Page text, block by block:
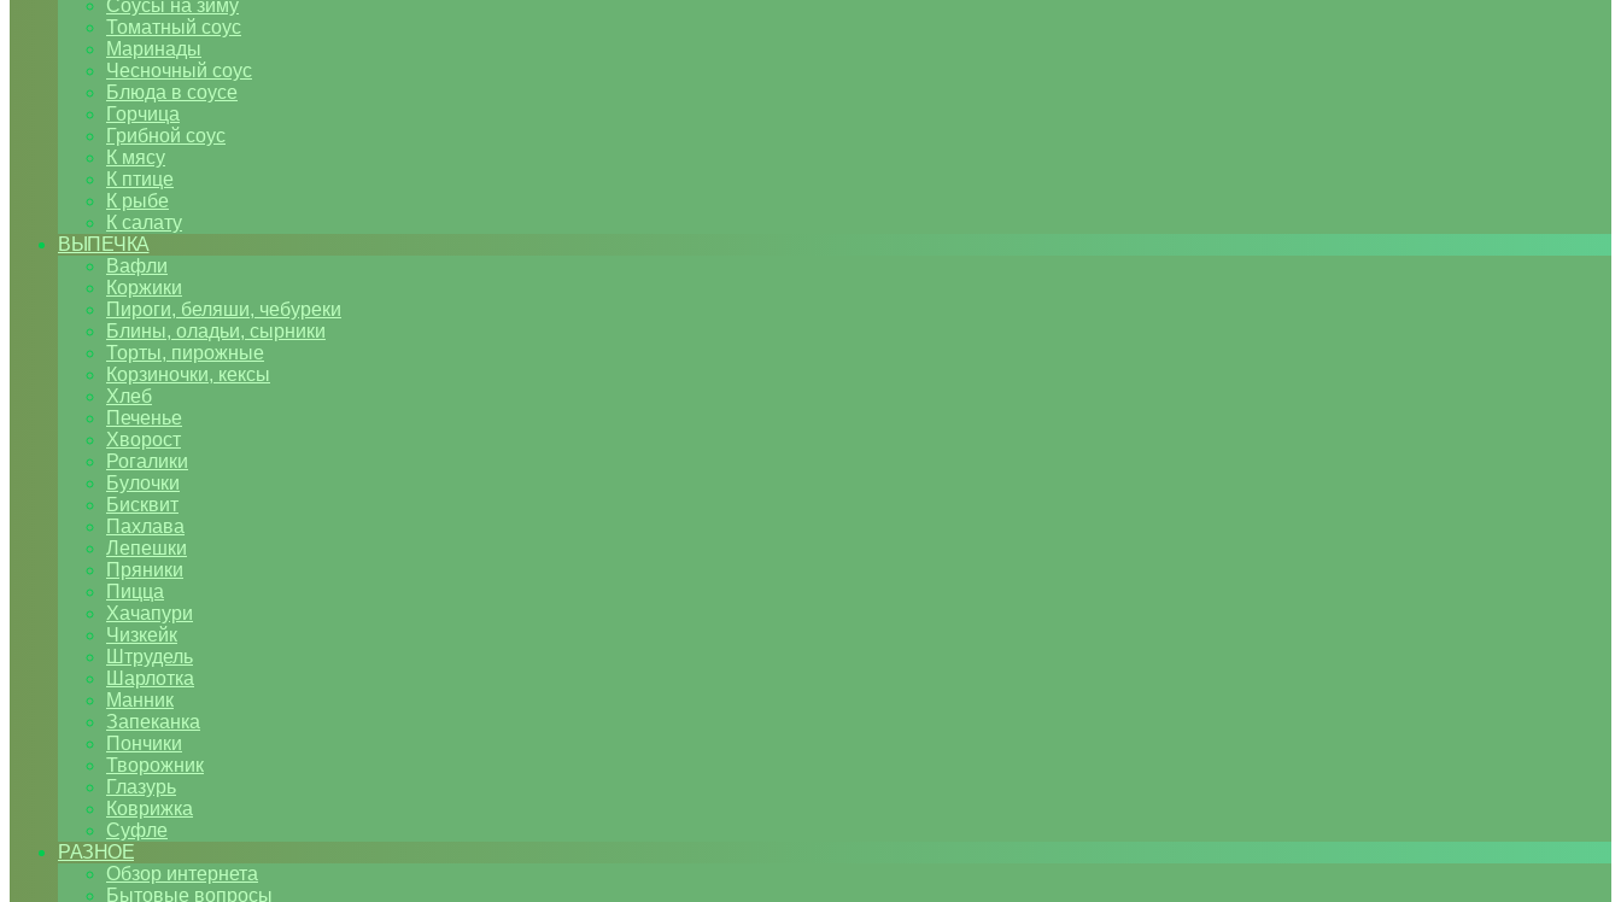
Соусы на зиму
Томатный соус
Маринады
Чесночный соус
Блюда в соусе
Горчица
Грибной соус
К мясу
К птице
К рыбе
К салату
ВЫПЕЧКА
Вафли
Коржики
Пироги, беляши, чебуреки
Блины, оладьи, сырники
Торты, пирожные
Корзиночки, кексы
Хлеб
Печенье
Хворост
Рогалики
Булочки
Бисквит
Пахлава
Лепешки
Пряники
Пицца
Хачапури
Чизкейк
Штрудель
Шарлотка
Манник
Запеканка
Пончики
Творожник
Глазурь
Коврижка
Суфле
РАЗНОЕ
Обзор интернета
Бытовые вопросы